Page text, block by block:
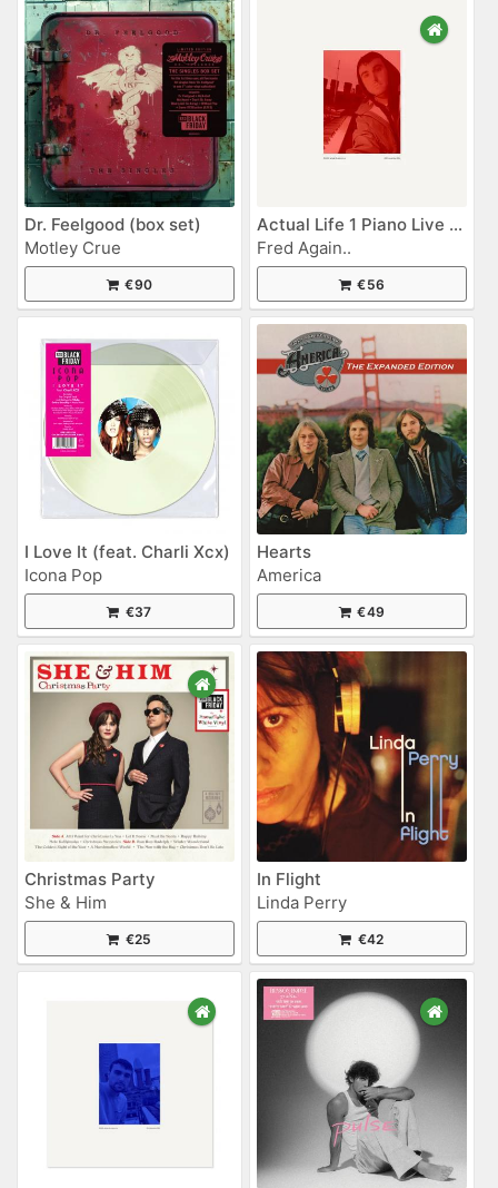
Dr. Feelgood (box set)
Motley Crue
€90
Actual Life 1 Piano Live (20th November 2024)
Fred Again..
€56
I Love It (feat. Charli Xcx)
Icona Pop
€37
Hearts
America
€49
Christmas Party
She & Him
€25
In Flight
Linda Perry
€42